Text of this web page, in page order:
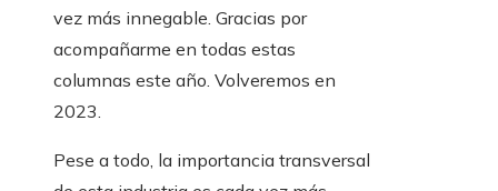
vez más innegable. Gracias por
acompañarme en todas estas
columnas este año. Volveremos en
2023.
Pese a todo, la importancia transversal